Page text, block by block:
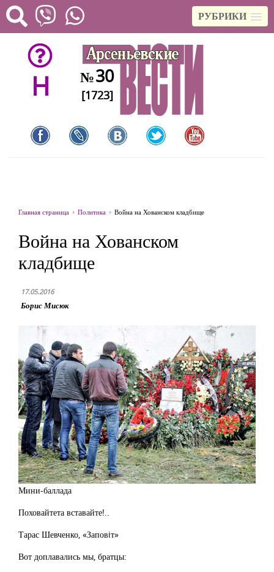
РУБРИКИ
H №30
[1723]
Главная страница Политика Война на Хованском кладбище
Война на Хованском
кладбище
17.05.2016
Борис Мисюк
Мини-баллада
Поховайтета вставайте!..
Тарас Шевченко, «Заповiт»
Вот доплавались мы, братцы: